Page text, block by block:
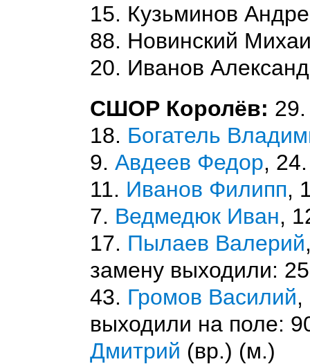
15. Кузьминов
88. Новинский
20. Иванов
СШОР Королёв:
18. Богатель
9. Авдеев Федор,
11. Иванов Филипп,
7. Ведмедюк Иван,
17. Пылаев Валерий
замену выходили:
43. Громов Василий
выходили на поле:
Дмитрий (вр.) (м.)